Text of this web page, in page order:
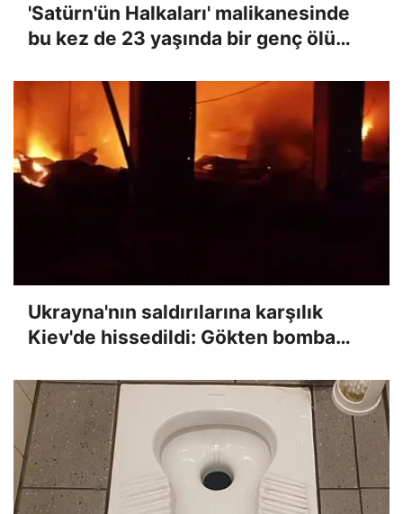
'Satürn'ün Halkaları' malikanesinde
bu kez de 23 yaşında bir genç ölü
Ukrayna'nın saldırılarına karşılık
Kiev'de hissedildi: Gökten bomba